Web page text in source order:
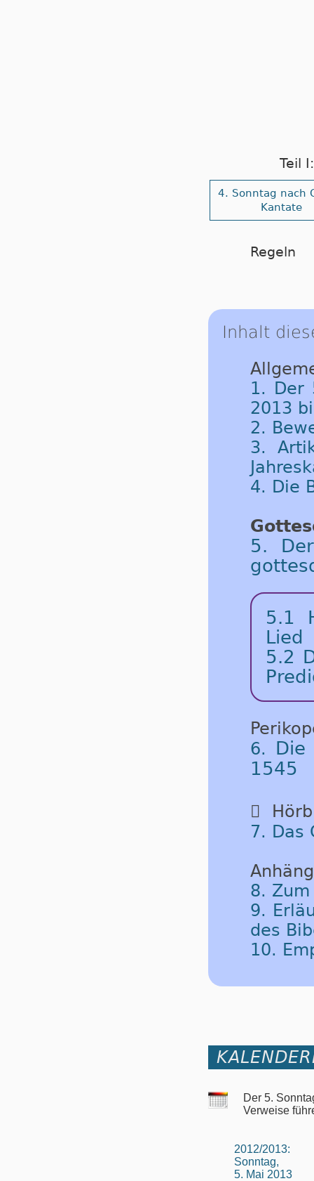
Teil
4. Sonntag nach
Kantate
Regeln
Inhalt
1. Der
2013
2.
3.
4. Die
5.
5.1
Lied
5.2
6. Die
1545

7. Das
8.
9.
des
10.
Der 5.
Verweise
2012/2013:
Sonntag,
5. Mai 2013